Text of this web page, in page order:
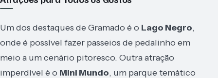
Um dos destaques de Gramado é o Lago Negro,
onde é possível fazer passeios de pedalinho em
meio a um cenário pitoresco. Outra atração
imperdível é o Mini Mundo, um parque temático